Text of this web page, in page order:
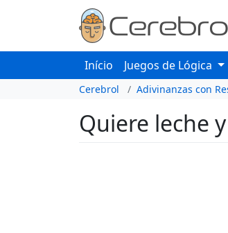
Início Juegos de Lógica
Cerebrol Adivinanzas con
Quiere leche